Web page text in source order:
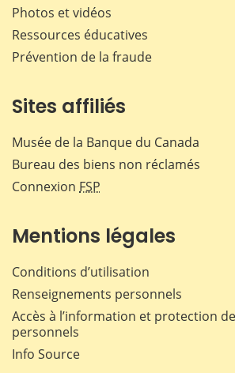
Photos et vidéos
Ressources éducatives
Prévention de la fraude
Sites affiliés
Musée de la Banque du Canada
Bureau des biens non réclamés
Connexion FSP
Mentions légales
Conditions d’utilisation
Renseignements personnels
Accès à l’information et protection
personnels
Info Source